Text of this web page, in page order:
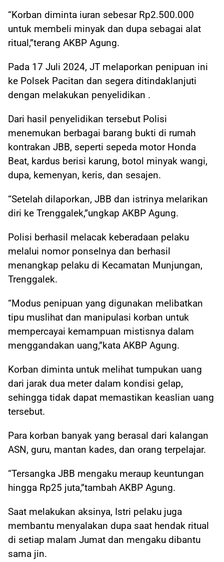
“Korban diminta iuran sebesar Rp2.500.000
untuk membeli minyak dan dupa sebagai alat
ritual,”terang AKBP Agung.
Pada 17 Juli 2024, JT melaporkan penipuan ini
ke Polsek Pacitan dan segera ditindaklanjuti
dengan melakukan penyelidikan .
Dari hasil penyelidikan tersebut Polisi
menemukan berbagai barang bukti di rumah
kontrakan JBB, seperti sepeda motor Honda
Beat, kardus berisi karung, botol minyak wangi,
dupa, kemenyan, keris, dan sesajen.
“Setelah dilaporkan, JBB dan istrinya melarikan
diri ke Trenggalek,”ungkap AKBP Agung.
Polisi berhasil melacak keberadaan pelaku
melalui nomor ponselnya dan berhasil
menangkap pelaku di Kecamatan Munjungan,
Trenggalek.
“Modus penipuan yang digunakan melibatkan
tipu muslihat dan manipulasi korban untuk
mempercayai kemampuan mistisnya dalam
menggandakan uang,”kata AKBP Agung.
Korban diminta untuk melihat tumpukan uang
dari jarak dua meter dalam kondisi gelap,
sehingga tidak dapat memastikan keaslian uang
tersebut.
Para korban banyak yang berasal dari kalangan
ASN, guru, mantan kades, dan orang terpelajar.
“Tersangka JBB mengaku meraup keuntungan
hingga Rp25 juta,”tambah AKBP Agung.
Saat melakukan aksinya, Istri pelaku juga
membantu menyalakan dupa saat hendak ritual
di setiap malam Jumat dan mengaku dibantu
sama jin.